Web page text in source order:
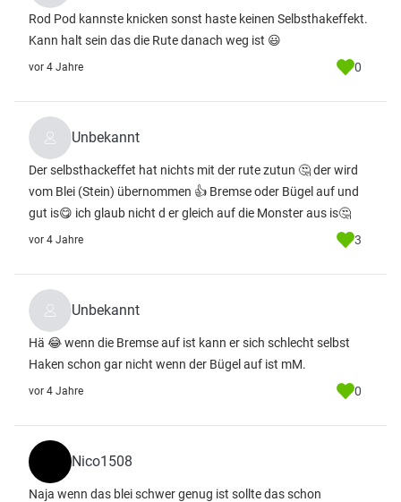
Rod Pod kannste knicken sonst haste keinen Selbsthakeffekt.
Kann halt sein das die Rute danach weg ist 😃
vor 4 Jahre 0
Unbekannt
Der selbsthackeffet hat nichts mit der rute zutun 🤔 der wird
vom Blei (Stein) übernommen 👍 Bremse oder Bügel auf und
gut is😋 ich glaub nicht d er gleich auf die Monster aus is🤔
vor 4 Jahre 3
Unbekannt
Hä 😂 wenn die Bremse auf ist kann er sich schlecht selbst
Haken schon gar nicht wenn der Bügel auf ist mM.
vor 4 Jahre 0
Nico1508
Naja wenn das blei schwer genug ist sollte das schon